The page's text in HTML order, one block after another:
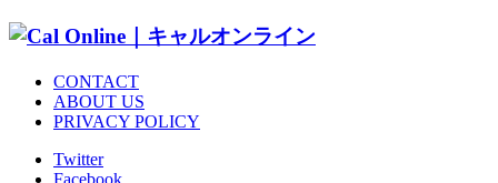
CONTACT
ABOUT US
PRIVACY POLICY
Twitter
Facebook